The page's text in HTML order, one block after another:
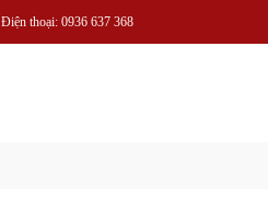
Điện thoại: 0936 637 368